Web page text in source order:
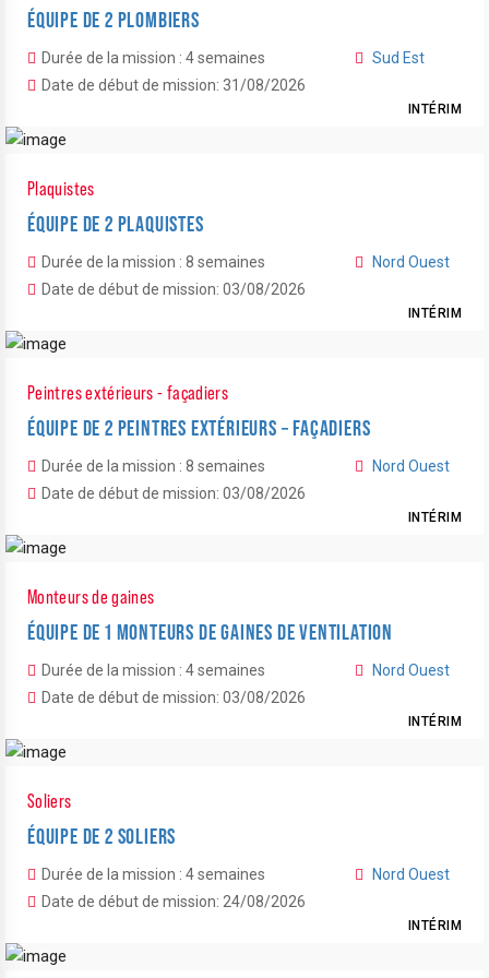
ÉQUIPE DE 2 PLOMBIERS
Durée de la mission : 4 semaines
Date de début de mission: 31/08/2026
Sud Est
INTÉRIM
Plaquistes
ÉQUIPE DE 2 PLAQUISTES
Durée de la mission : 8 semaines
Date de début de mission: 03/08/2026
Nord Ouest
INTÉRIM
Peintres extérieurs - façadiers
ÉQUIPE DE 2 PEINTRES EXTÉRIEURS – FAÇADIERS
Durée de la mission : 8 semaines
Date de début de mission: 03/08/2026
Nord Ouest
INTÉRIM
Monteurs de gaines
ÉQUIPE DE 1 MONTEURS DE GAINES DE VENTILATION
Durée de la mission : 4 semaines
Date de début de mission: 03/08/2026
Nord Ouest
INTÉRIM
Soliers
ÉQUIPE DE 2 SOLIERS
Durée de la mission : 4 semaines
Date de début de mission: 24/08/2026
Nord Ouest
INTÉRIM